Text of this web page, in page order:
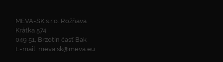
MEVA-SK s.r.o. Rožňava
Krátka 574
049 51, Brzotín časť Bak
E-mail: meva.sk@meva.eu